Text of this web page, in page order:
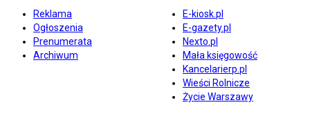
Reklama
Ogłoszenia
Prenumerata
Archiwum
E-kiosk.pl
E-gazety.pl
Nexto.pl
Mała księgowość
Kancelarierp.pl
Wieści Rolnicze
Życie Warszawy